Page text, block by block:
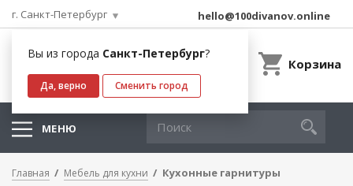
г. Санкт-Петербург
Вы из города Санкт-Петербург?
Да, верно Сменить город
hello@100divanov.online
Корзина
МЕНЮ
Главная Мебель для кухни Кухонные гарнитуры